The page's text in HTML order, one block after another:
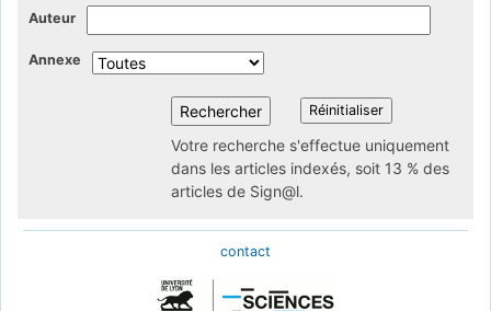
Auteur
Annexe
Votre recherche s'effectue uniquement
dans les articles indexés, soit 13 % des
articles de Sign@l.
contact